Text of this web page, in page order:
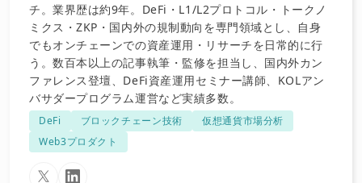
チ。業界歴は約9年。DeFi・L1/L2プロトコル・トークノ
ミクス・ZKP・国内外の規制動向を専門領域とし、自身
でもオンチェーンでの資産運用・リサーチを日常的に行
う。数百本以上の記事執筆・監修を担当し、国内外カン
ファレンス登壇、DeFi資産運用セミナー講師、KOLアン
バサダープログラム運営など実績多数。
DeFi ブロックチェーン技術
仮想通貨市場分析
Web3プロダクト